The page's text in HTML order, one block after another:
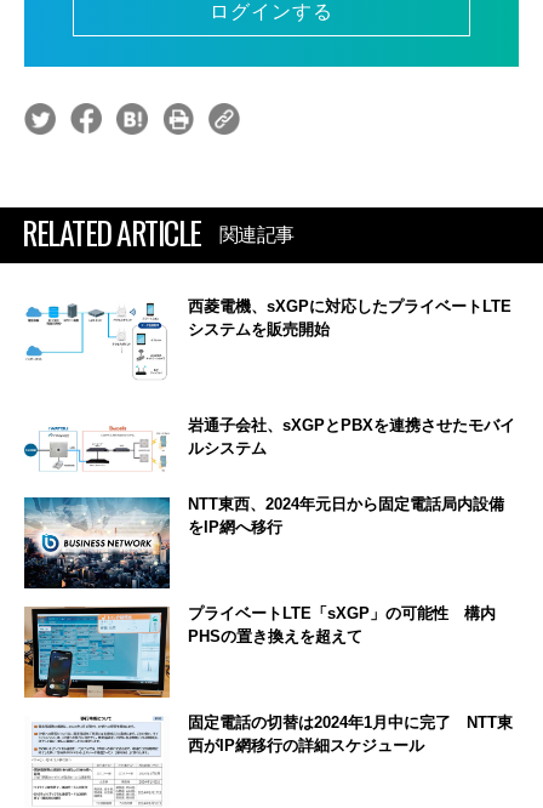
ログインする
RELATED ARTICLE 関連記事
西菱電機、sXGPに対応したプライベートLTE
システムを販売開始
岩通子会社、sXGPとPBXを連携させたモバイ
ルシステム
NTT東西、2024年元日から固定電話局内設備
をIP網へ移行
プライベートLTE「sXGP」の可能性 構内
PHSの置き換えを超えて
固定電話の切替は2024年1月中に完了 NTT東
西がIP網移行の詳細スケジュール